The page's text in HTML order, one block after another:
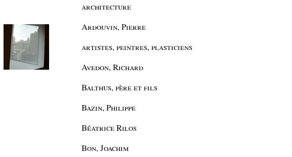
architecture
Ardouvin, Pierre
artistes, peintres, plasticiens
Avedon, Richard
Balthus, père et fils
Bazin, Philippe
Béatrice Rilos
Bon, Joachim